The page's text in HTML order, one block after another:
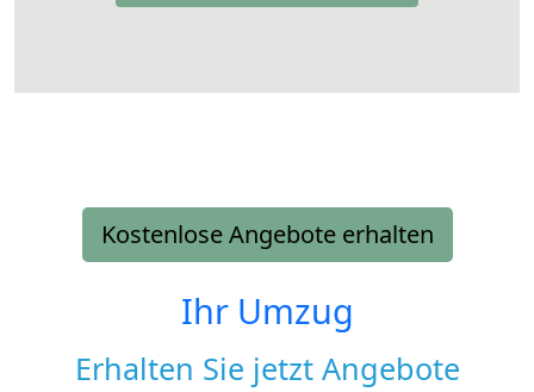
Kostenlose Angebote erhalten
Ihr Umzug
Erhalten Sie jetzt Angebote